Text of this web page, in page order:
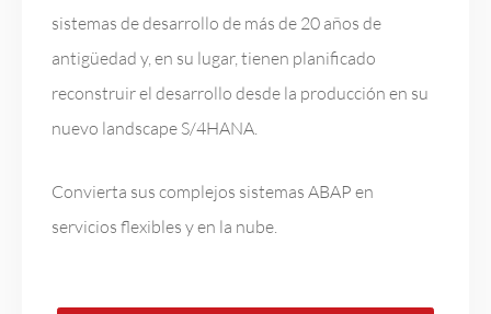
sistemas de desarrollo de más de 20 años de
antigüedad y, en su lugar, tienen planificado
reconstruir el desarrollo desde la producción en su
nuevo landscape S/4HANA.
Convierta sus complejos sistemas ABAP en
servicios flexibles y en la nube.